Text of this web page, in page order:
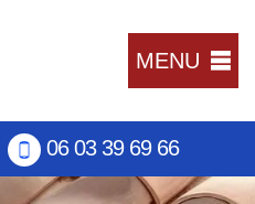
MENU
06 03 39 69 66